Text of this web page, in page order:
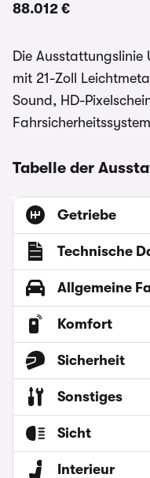
88.012 €
Die
mit 21-Zoll
Sound, HD-
Tabelle der
Getriebe
Technische
Allgemeine
Komfort
Sicherheit
Sonstiges
Sicht
Interieur